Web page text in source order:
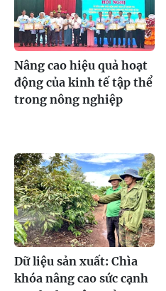
Nâng cao hiệu quả hoạt
động của kinh tế tập thể
trong nông nghiệp
Dữ liệu sản xuất: Chìa
khóa nâng cao sức cạnh